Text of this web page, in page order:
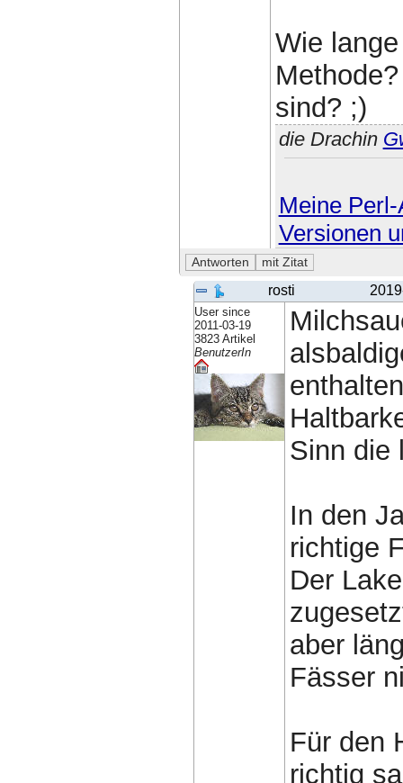
Wie
sind? ;)
die Drachin
Meine
Versionen
rosti
User since
2011-03-19
3823 Artikel
BenutzerIn
Sinn die
In den
richtige
Der
aber
Fässer
Für den
richtig